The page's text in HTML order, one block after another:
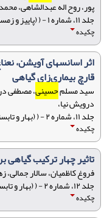
پور، روح اله عبدالشاهی، محمد
جلد ۱۱، شماره ۱ - ( (پاییز و زمستان) ۱۴۰۰ )
چکیده
اثر اسانسهای آویشن،
قارچ بیماری‌زای گیاهی
سید مسلمحسینی، مصطفی
درویش نیا،
جلد ۱۱، شماره ۲ - ( (بهار و تابستان) ۱۴۰۱ )
چکیده
تاثیر چهار ترکیب گیاهی
فروغ کاظمیان، سالار
جلد ۱۲، شماره ۲ - ( (بهار و تابستان) ۱۴۰۲ )
چکیده